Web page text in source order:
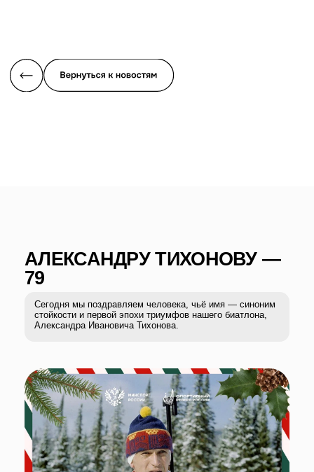
Его история — это готовый сценарий для самого
сурового спортивного фильма. Диагноз «врождённый
порок сердца» в младенчестве. После школы — работа
каменщиком на металлургическом заводе и лыжные
тренировки в парке по вечерам. А потом – случайный
выстрел в эстонском Отепя, когда он, будучи лыжником,
с непривычной винтовкой поразил все мишени. Так
биатлон нашёл своего будущего короля.